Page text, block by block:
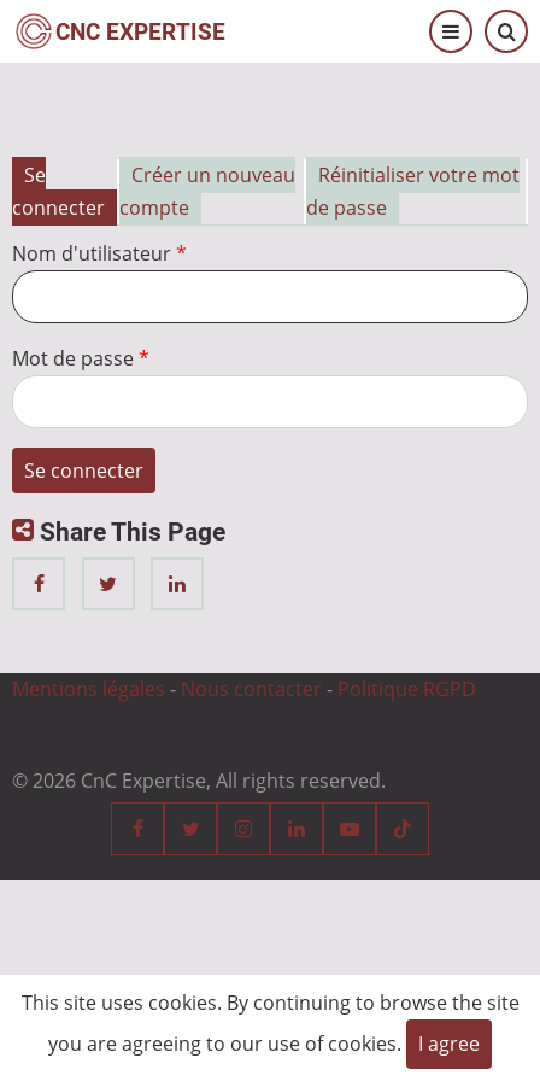
Aller
au
CNC EXPERTISE
Onglets
principaux
Se
connecter
Créer un nouveau
compte
Réinitialiser votre mot
de passe
Nom d'utilisateur
Mot de passe
Share This Page
Mentions légales - Nous contacter - Politique RGPD
© 2026 CnC Expertise, All rights reserved.
This site uses cookies. By continuing to browse the site
you are agreeing to our use of cookies.
I agree